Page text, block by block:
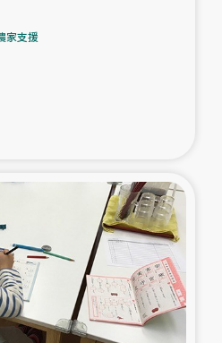
・レバノン人への農業支援
の市民との共生
援隊の活動
支援・農業復興支援
復興支援
家支援